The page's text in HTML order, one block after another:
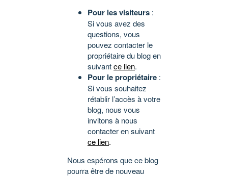
Pour les visiteurs :
Si vous avez des
questions, vous
pouvez contacter le
propriétaire du blog en
suivantce lien.
Pour le propriétaire :
Si vous souhaitez
rétablir l’accès à votre
blog, nous vous
invitons à nous
contacter en suivant
ce lien.
Nous espérons que ce blog
pourra être de nouveau